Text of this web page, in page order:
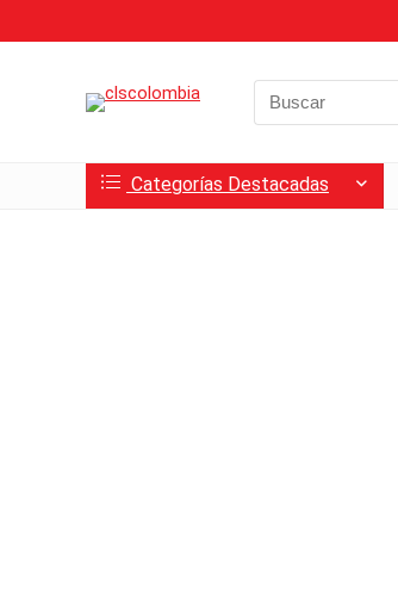
Search
for:
Categorías Destacadas